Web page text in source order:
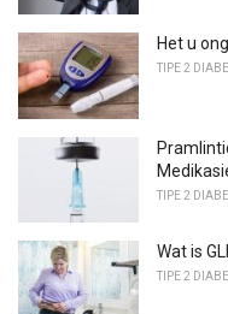
Het u
TIPE 2
TIPE 2
Wat is
TIPE 2